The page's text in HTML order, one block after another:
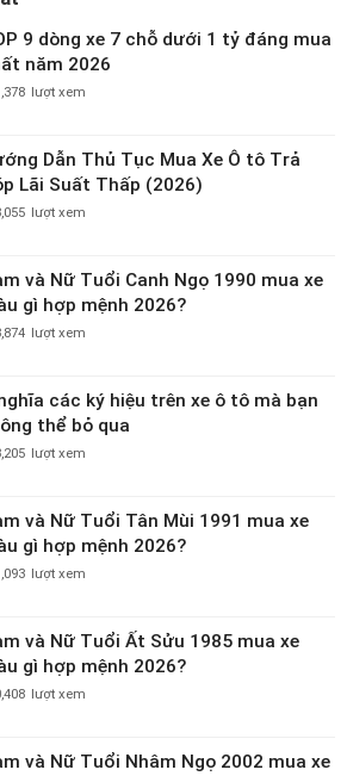
9 dòng xe 7 chỗ dưới 1 tỷ đáng mua
năm 2026
lượt xem
Dẫn Thủ Tục Mua Xe Ô tô Trả
Lãi Suất Thấp (2026)
lượt xem
và Nữ Tuổi Canh Ngọ 1990 mua xe
gì hợp mệnh 2026?
lượt xem
các ký hiệu trên xe ô tô mà bạn
thể bỏ qua
lượt xem
và Nữ Tuổi Tân Mùi 1991 mua xe
gì hợp mệnh 2026?
lượt xem
và Nữ Tuổi Ất Sửu 1985 mua xe
gì hợp mệnh 2026?
lượt xem
và Nữ Tuổi Nhâm Ngọ 2002 mua xe